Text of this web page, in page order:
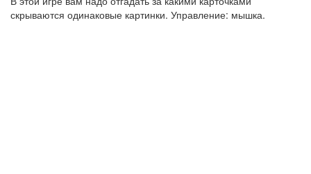
скрываются одинаковые картинки. Управление: мышка.